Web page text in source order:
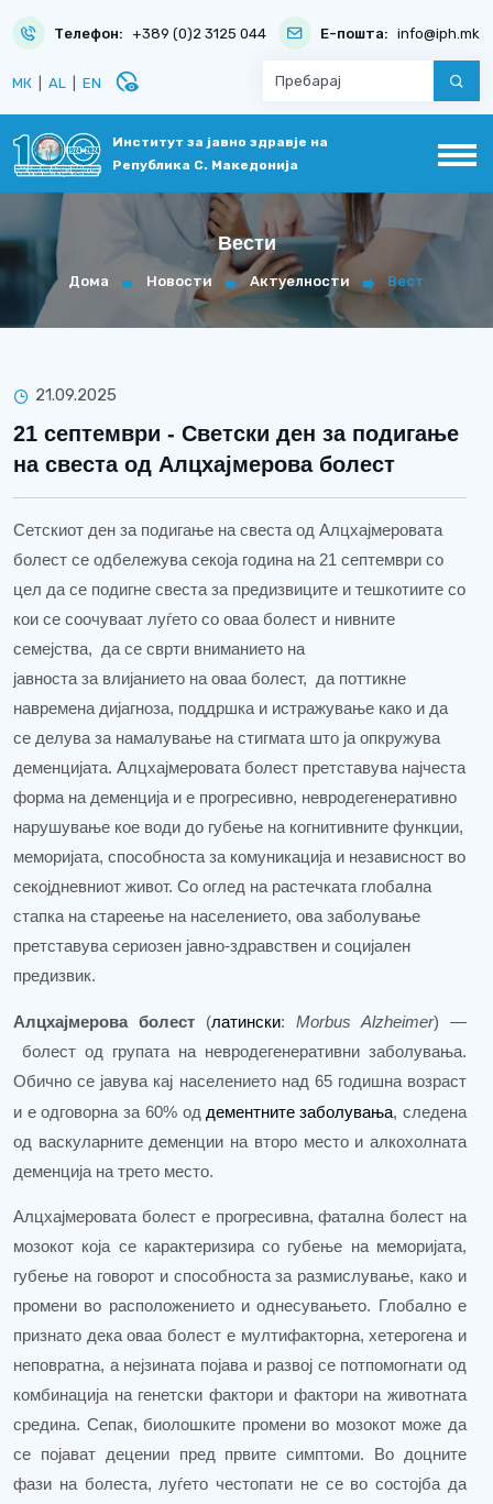
Телефон: +389 (0)2 3125 044 Е-пошта: info@iph.mk
МК AL EN disabled_visible
Институт за јавно здравје на
Република С. Македонија
Вести
Дома Новости Актуелности Вест
21.09.2025
21 септември - Светски ден за подигање
на свеста од Алцхајмерова болест
Сетскиот ден за подигање на свеста од Алцхајмеровата
болест се одбележува секоја година на 21 септември со
цел да се подигне свеста за предизвиците и тешкотиите со
кои се соочуваат луѓето со оваа болест и нивните
семејства,
да се сврти вниманието на
јавноста за влијанието на оваа болест, да поттикне
навремена дијагноза, поддршка и истражување како и да
се делува за намалување на стигмата што ја опкружува
деменцијата. Алцхајмеровата болест претставува најчеста
форма на деменција и е прогресивно, невродегенеративно
нарушување кое води до губење на когнитивните функции,
меморијата, способноста за комуникација и независност во
секојдневниот живот. Со оглед на растечката глобална
стапка на стареење на населението, ова заболување
претставува сериозен јавно-здравствен и социјален
предизвик.
Алцхајмерова болест (латински: Morbus Alzheimer) —
болест од групата на невродегенеративни заболувања.
Обично се јавува кај населението над 65 годишна возраст
и е одговорна за 60% од дементните заболувања, следена
од васкуларните деменции на второ место и алкохолната
деменција на трето место.
Алцхајмеровата болест е прогресивна, фатална болест на
мозокот која се карактеризира со губење на меморијата,
губење на говорот и способноста за размислување, како и
промени во расположението и однесувањето.
Глобално е
признато дека оваа болест е мултифакторна, хетерогена и
неповратна, а нејзината појава и развој се потпомогнати од
комбинација на генетски фактори и фактори на животната
средина. Сепак, биолошките промени во мозокот може да
се појават децении пред првите симптоми. Во доцните
фази на болеста, луѓето честопати не се во состојба да